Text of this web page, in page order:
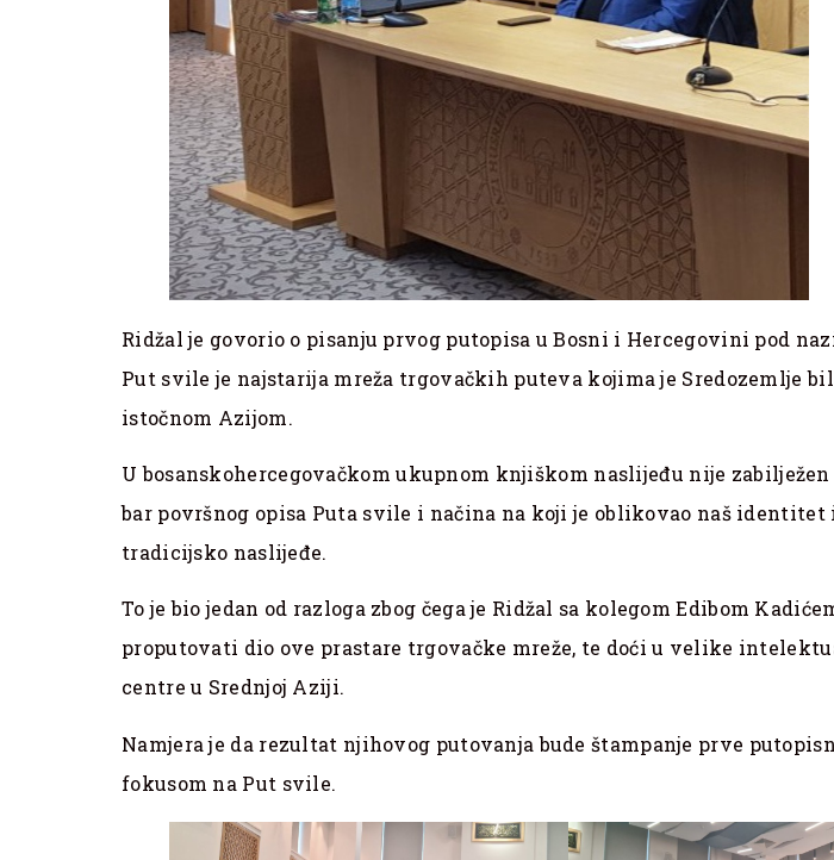
Ridžal je govorio o pisanju prvog putopisa u Bosni i Hercegovini pod
Put svile je najstarija mreža trgovačkih puteva kojima je Sredozemlje
istočnom Azijom.
U bosanskohercegovačkom ukupnom knjiškom naslijeđu nije
bar površnog opisa Puta svile i načina na koji je oblikovao naš identitet
tradicijsko naslijeđe.
To je bio jedan od razloga zbog čega je Ridžal sa kolegom Edibom
proputovati dio ove prastare trgovačke mreže, te doći u velike
centre u Srednjoj Aziji.
Namjera je da rezultat njihovog putovanja bude štampanje prve
fokusom na Put svile.